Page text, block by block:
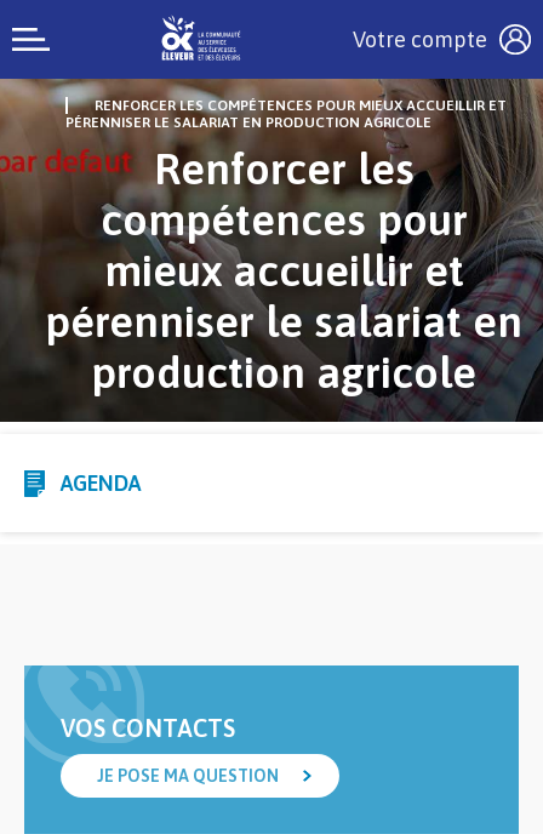
Votre compte
RENFORCER LES COMPÉTENCES POUR MIEUX ACCUEILLIR ET
PÉRENNISER LE SALARIAT EN PRODUCTION AGRICOLE
Renforcer les
compétences pour
mieux accueillir et
pérenniser le salariat en
production agricole
AGENDA
VOS CONTACTS
JE POSE MA QUESTION